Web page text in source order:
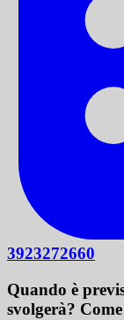
3923272660
Quando è
svolgerà?